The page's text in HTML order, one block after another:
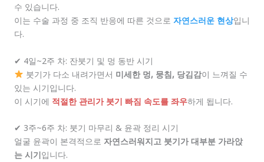
수 있습니다.
이는 수술 과정 중 조직 반응에 따른 것으로 자연스러운 현상입니
다.
✔ 4일~2주 차: 잔붓기 및 멍 동반 시기
붓기가 다소 내려가면서 미세한 멍, 뭉침, 당김감이 느껴질 수
있는 시기입니다.
이 시기에 적절한 관리가 붓기 빠짐 속도를 좌우하게 됩니다.
✔ 3주~6주 차: 붓기 마무리 & 윤곽 정리 시기
얼굴 윤곽이 본격적으로 자연스러워지고 붓기가 대부분 가라앉
는 시기입니다.